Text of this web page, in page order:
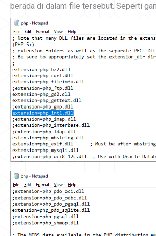
berada di dalam file tersebut. Seperti